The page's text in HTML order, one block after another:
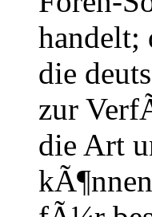
handelt;
die
zur
die Art